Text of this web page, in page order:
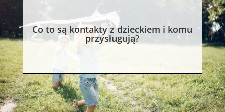
Co to są kontakty z dzieckiem i komu
przysługują?